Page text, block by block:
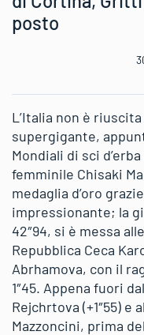
posto
L’Italia non è
supergigante,
Mondiali di sci
femminile Chisaki
medaglia d’oro
impressionante; la
42″94, si è messa
Repubblica Ceca
Abrhamova, con il
1″45. Appena fuori
Rejchrtova (+1″55)
Mazzoncini, prima